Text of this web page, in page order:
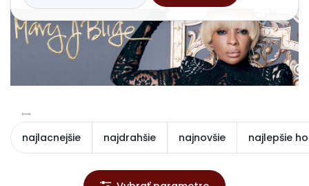
najlacnejšie najdrahšie najnovšie najlepšie